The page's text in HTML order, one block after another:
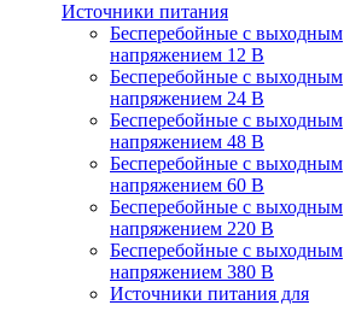
Источники питания
Бесперебойные с выходным
напряжением 12 В
Бесперебойные с выходным
напряжением 24 В
Бесперебойные с выходным
напряжением 48 В
Бесперебойные с выходным
напряжением 60 В
Бесперебойные с выходным
напряжением 220 В
Бесперебойные с выходным
напряжением 380 В
Источники питания для